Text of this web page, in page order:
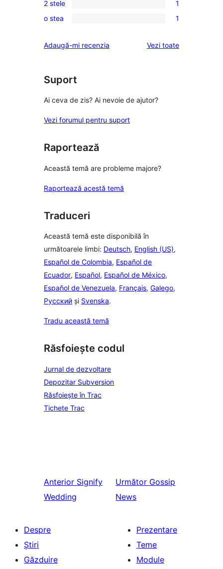
recenzii
(stele)
–
recenzii
3
–
(stele)
1
2
recenzie
2 stele 1
1
–
(stele)
o stea 1
Adaugă-mi recenzia Vezi toaterecenziile
Suport
Ai ceva de zis? Ai nevoie de ajutor?
Vezi forumul pentru suport
Raportează
Această temă are probleme majore?
Raportează acestă temă
Traduceri
Această temă este disponibilă în
următoarele limbi: Deutsch, English (US),
Español de Colombia, Español de
Ecuador, Español, Español de México,
Español de Venezuela, Français, Galego,
Русский și Svenska.
Tradu această temă
Răsfoiește codul
Jurnal de dezvoltare
Depozitar Subversion
Răsfoiește în Trac
Tichete Trac
Anterior Signify
Wedding
Următor Gossip
News
Despre
Știri
Găzduire
Prezentare
Teme
Module